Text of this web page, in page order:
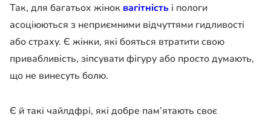
Так, для багатьох жінок вагітність і пологи
асоціюються з неприємними відчуттями гидливості
або страху. Є жінки, які бояться втратити свою
привабливість, зіпсувати фігуру або просто думають,
що не винесуть болю.
Є й такі чайлдфрі, які добре пам’ятають своє